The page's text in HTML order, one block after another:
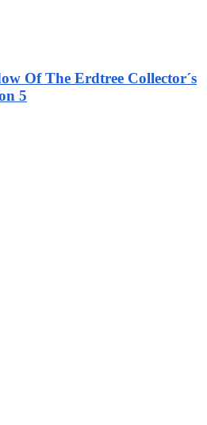
Of The Erdtree Collector´s
5